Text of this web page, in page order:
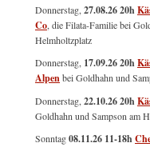
Donnerstag, 27.08.26 20h
Co , die Filata-Familie bei
Helmholtzplatz
Donnerstag, 17.09.26 20h
Alpenbei Goldhahn und
Donnerstag, 22.10.26 20h
Goldhahn und Sampson am
Sonntag08.11.26 11-18h